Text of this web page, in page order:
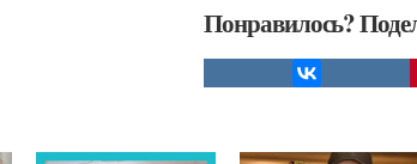
Понравилось?